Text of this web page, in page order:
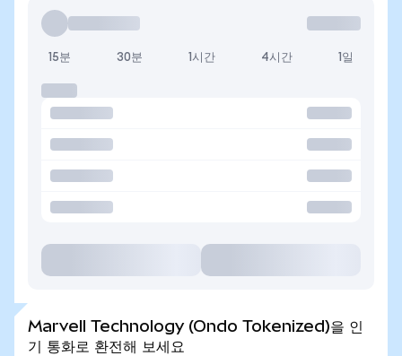
15분 30분 1시간 4시간 1일
Marvell Technology (Ondo Tokenized)을 인
기 통화로 환전해 보세요